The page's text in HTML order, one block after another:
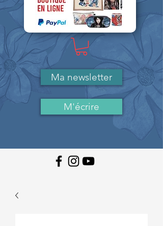
-> MA BOUTIQUE ( Paypal)
Ma newsletter
M'écrire